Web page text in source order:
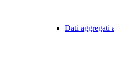
Dati aggregati